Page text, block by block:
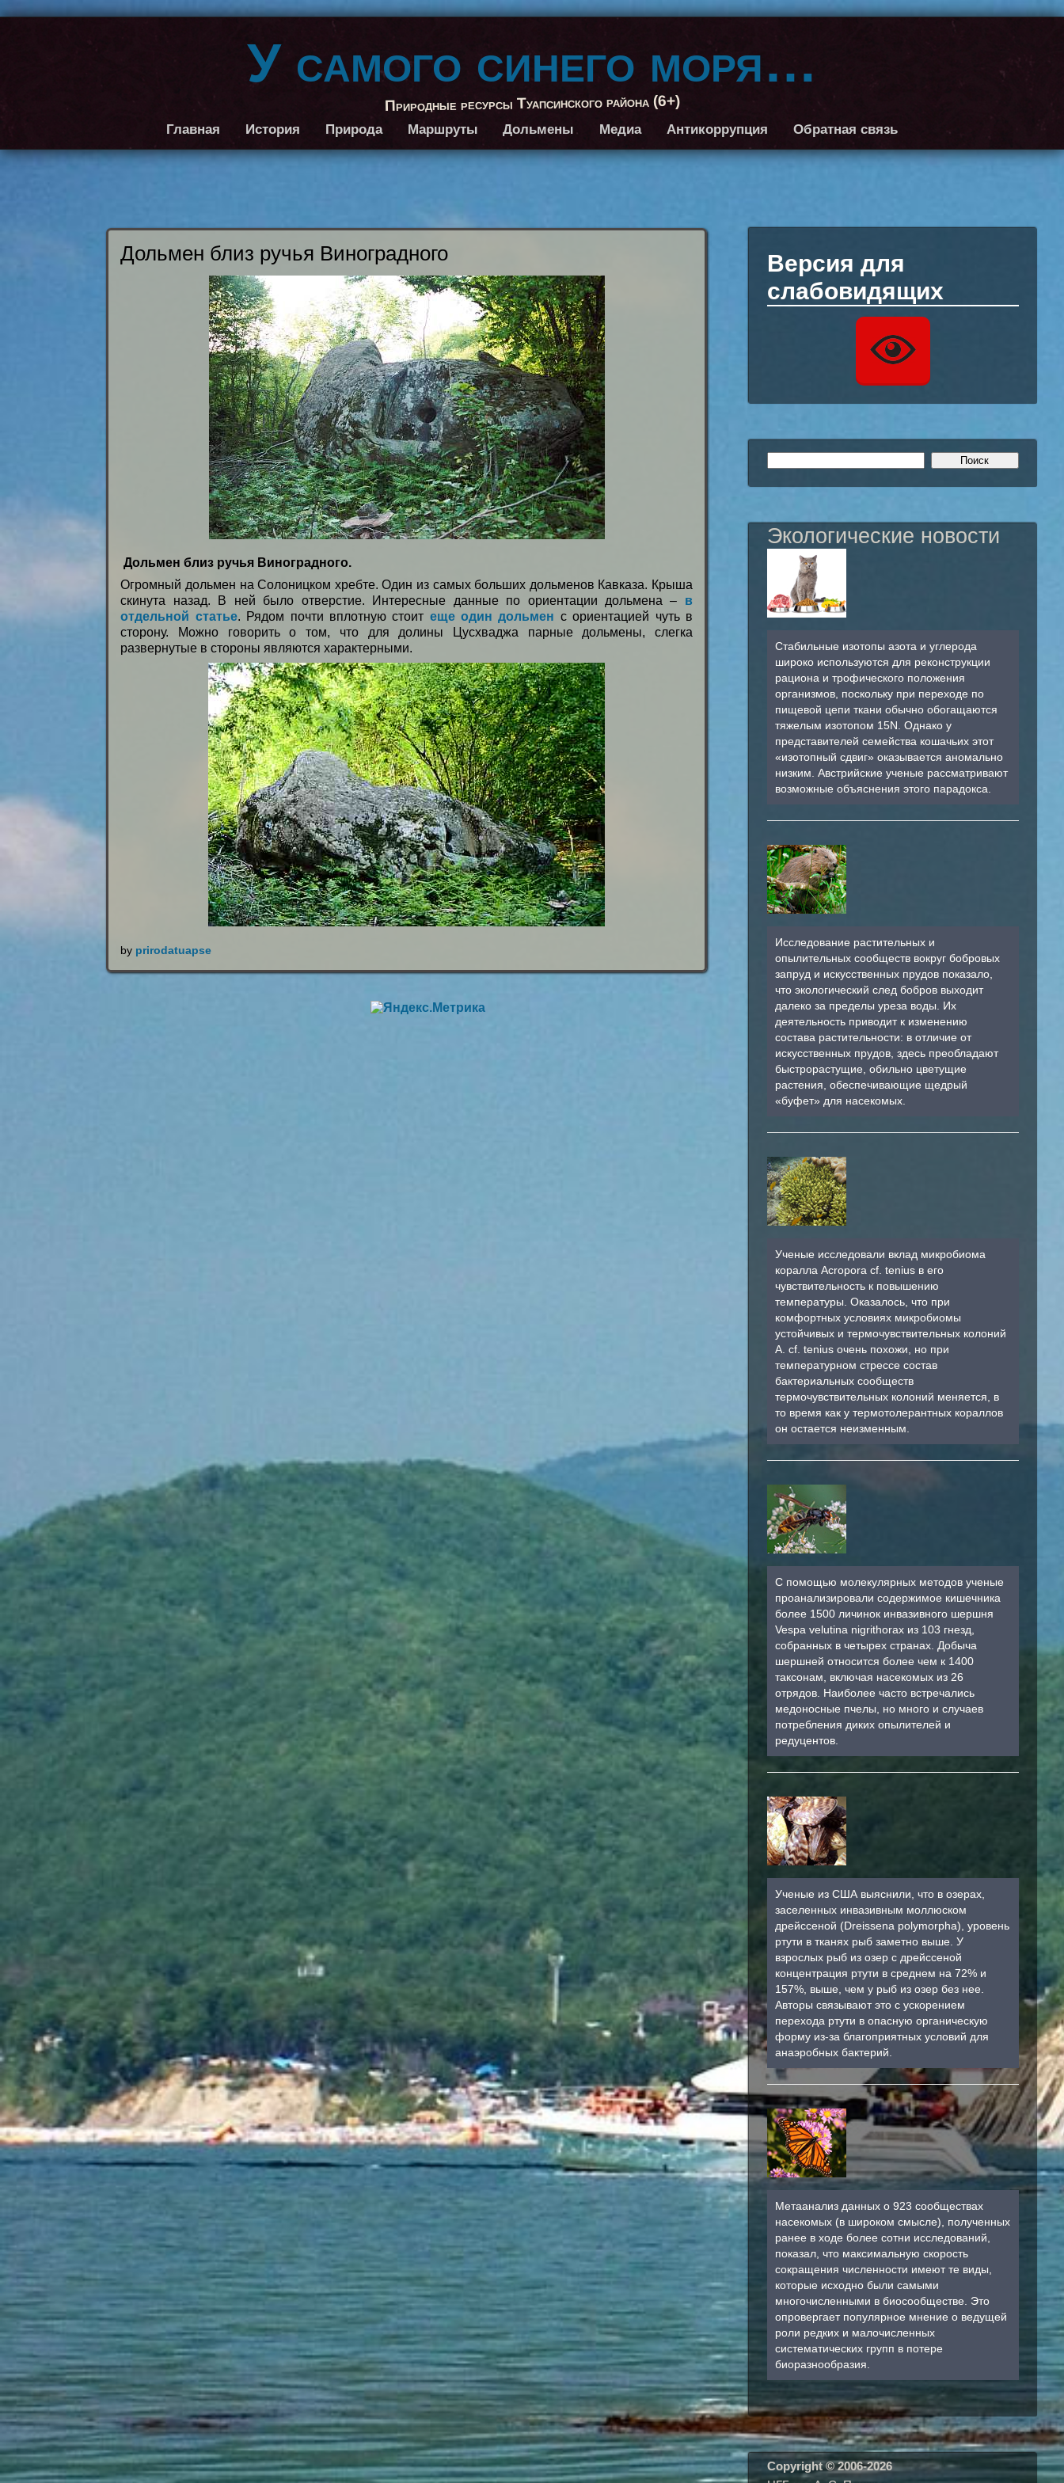
У самого синего моря…
Природные ресурсы Туапсинского района (6+)
Главная История Природа Маршруты Дольмены Медиа Антикоррупция Обратная связь
Дольмен близ ручья Виноградного
Дольмен близ ручья Виноградного.
Огромный дольмен на Солоницком хребте. Один из самых больших дольменов Кавказа. Крыша
скинута назад. В ней было отверстие. Интересные данные по ориентации дольмена – в
отдельной статье. Рядом почти вплотную стоит еще один дольмен с ориентацией чуть в
сторону. Можно говорить о том, что для долины Цусхваджа парные дольмены, слегка
развернутые в стороны являются характерными.
by prirodatuapse
Версия для
слабовидящих
Экологические новости
Стабильные изотопы азота и углерода
широко используются для реконструкции
рациона и трофического положения
организмов, поскольку при переходе по
пищевой цепи ткани обычно обогащаются
тяжелым изотопом 15N. Однако у
представителей семейства кошачьих этот
«изотопный сдвиг» оказывается аномально
низким. Австрийские ученые рассматривают
возможные объяснения этого парадокса.
Исследование растительных и
опылительных сообществ вокруг бобровых
запруд и искусственных прудов показало,
что экологический след бобров выходит
далеко за пределы уреза воды. Их
деятельность приводит к изменению
состава растительности: в отличие от
искусственных прудов, здесь преобладают
быстрорастущие, обильно цветущие
растения, обеспечивающие щедрый
«буфет» для насекомых.
Ученые исследовали вклад микробиома
коралла Acropora cf. tenius в его
чувствительность к повышению
температуры. Оказалось, что при
комфортных условиях микробиомы
устойчивых и термочувствительных колоний
A. cf. tenius очень похожи, но при
температурном стрессе состав
бактериальных сообществ
термочувствительных колоний меняется, в
то время как у термотолерантных кораллов
он остается неизменным.
С помощью молекулярных методов ученые
проанализировали содержимое кишечника
более 1500 личинок инвазивного шершня
Vespa velutina nigrithorax из 103 гнезд,
собранных в четырех странах. Добыча
шершней относится более чем к 1400
таксонам, включая насекомых из 26
отрядов. Наиболее часто встречались
медоносные пчелы, но много и случаев
потребления диких опылителей и
редуцентов.
Ученые из США выяснили, что в озерах,
заселенных инвазивным моллюском
дрейссеной (Dreissena polymorpha), уровень
ртути в тканях рыб заметно выше. У
взрослых рыб из озер с дрейссеной
концентрация ртути в среднем на 72% и
157%, выше, чем у рыб из озер без нее.
Авторы связывают это с ускорением
перехода ртути в опасную органическую
форму из-за благоприятных условий для
анаэробных бактерий.
Метаанализ данных о 923 сообществах
насекомых (в широком смысле), полученных
ранее в ходе более сотни исследований,
показал, что максимальную скорость
сокращения численности имеют те виды,
которые исходно были самыми
многочисленными в биосообществе. Это
опровергает популярное мнение о ведущей
роли редких и малочисленных
систематических групп в потере
биоразнообразия.
Copyright © 2006-2026